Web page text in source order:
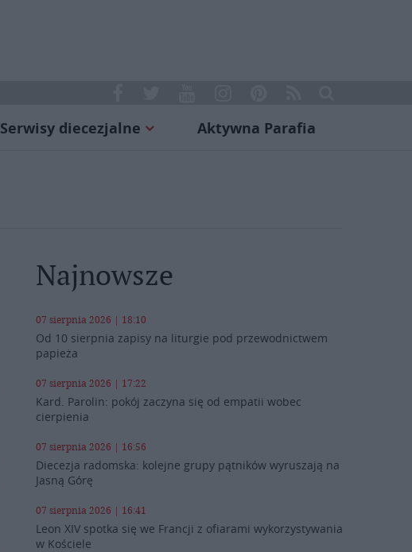
Serwisy diecezjalne Aktywna Parafia
Najnowsze
07 sierpnia 2026 | 18:10
Od 10 sierpnia zapisy na liturgie pod przewodnictwem
papieża
07 sierpnia 2026 | 17:22
Kard. Parolin: pokój zaczyna się od empatii wobec
cierpienia
07 sierpnia 2026 | 16:56
Diecezja radomska: kolejne grupy pątników wyruszają na
Jasną Górę
07 sierpnia 2026 | 16:41
Leon XIV spotka się we Francji z ofiarami wykorzystywania
w Kościele